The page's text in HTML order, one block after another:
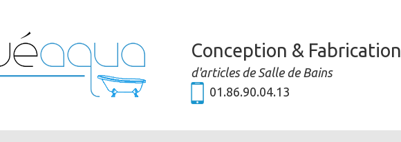
Conception & Fabrication
d'articles de Salle de Bains
01.86.90.04.13